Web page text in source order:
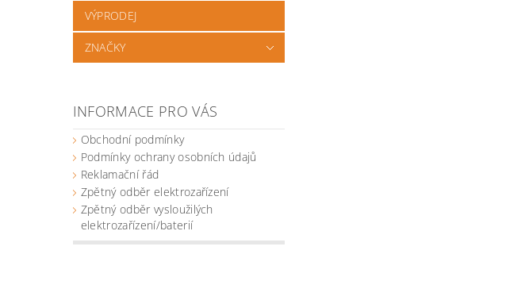
VÝPRODEJ
ZNAČKY
INFORMACE PRO VÁS
Obchodní podmínky
Podmínky ochrany osobních údajů
Reklamační řád
Zpětný odběr elektrozařízení
Zpětný odběr vysloužilých
elektrozařízení/baterií